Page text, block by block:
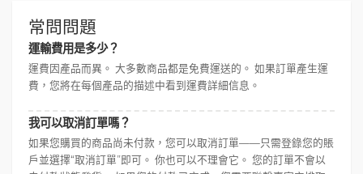
常問問題
運輸費用是多少？
運費因產品而異。 大多數商品都是免費運送的。 如果訂單產生運
費，您將在每個產品的描述中看到運費詳細信息。
我可以取消訂單嗎？
如果您購買的商品尚未付款，您可以取消訂單——只需登錄您的賬
戶並選擇“取消訂單”即可。 你也可以不理會它。 您的訂單不會以